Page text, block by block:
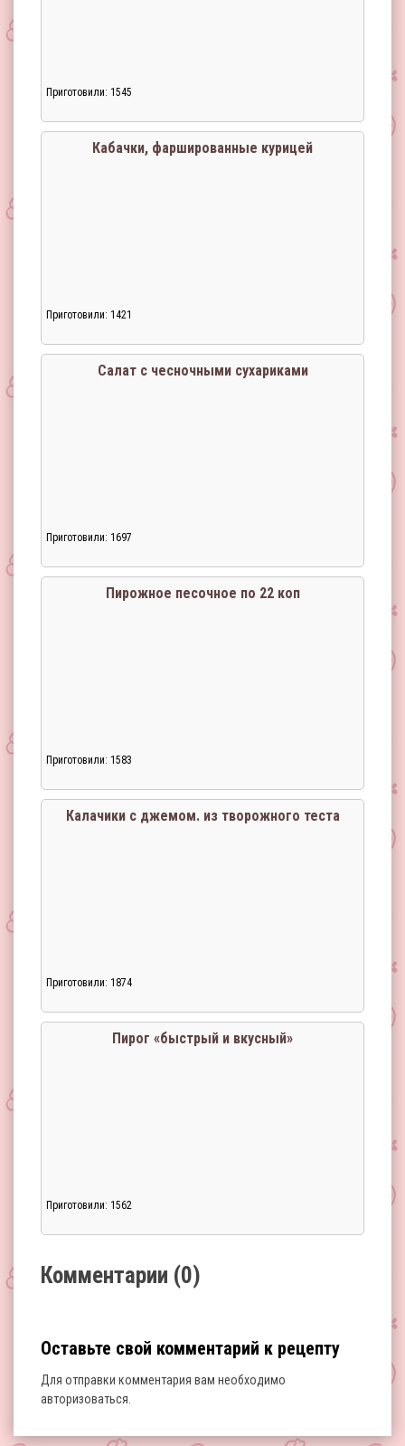
Приготовили: 1545
Кабачки, фаршированные курицей
Приготовили: 1421
Салат с чесночными сухариками
Приготовили: 1697
Пирожное песочное по 22 коп
Приготовили: 1583
Калачики с джемом. из творожного теста
Приготовили: 1874
Пирог «быстрый и вкусный»
Приготовили: 1562
Комментарии (0)
Оставьте свой комментарий к рецепту
Для отправки комментария вам необходимо
авторизоваться